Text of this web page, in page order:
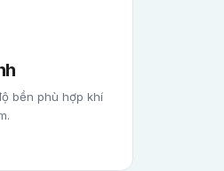
bền phù hợp khí